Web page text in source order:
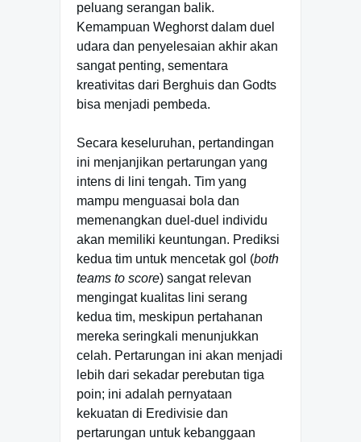
peluang serangan balik.
Kemampuan Weghorst dalam duel
udara dan penyelesaian akhir akan
sangat penting, sementara
kreativitas dari Berghuis dan Godts
bisa menjadi pembeda.
Secara keseluruhan, pertandingan
ini menjanjikan pertarungan yang
intens di lini tengah. Tim yang
mampu menguasai bola dan
memenangkan duel-duel individu
akan memiliki keuntungan. Prediksi
kedua tim untuk mencetak gol (both
teams to score) sangat relevan
mengingat kualitas lini serang
kedua tim, meskipun pertahanan
mereka seringkali menunjukkan
celah. Pertarungan ini akan menjadi
lebih dari sekadar perebutan tiga
poin; ini adalah pernyataan
kekuatan di Eredivisie dan
pertarungan untuk kebanggaan